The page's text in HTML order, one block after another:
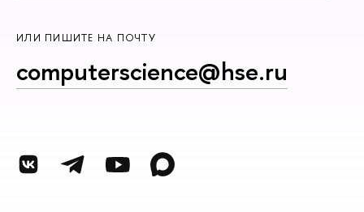
ИЛИ ПИШИТЕ НА ПОЧТУ
computerscience@hse.ru